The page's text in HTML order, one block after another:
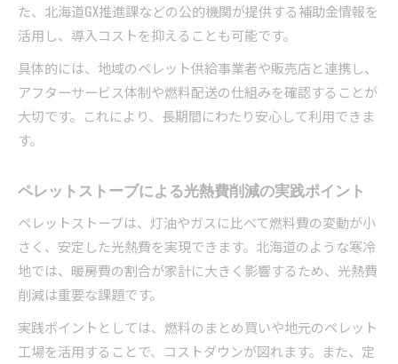
た、北海道GX推進課などの公的機関が提供する補助金情報を
活用し、導入コストを抑えることも可能です。
具体的には、地域のペレット供給事業者や販売店と連携し、
アフターサービス体制や燃料配送の仕組みを確認することが
大切です。これにより、長期間にわたり安心して利用できま
す。
ペレットストーブによる光熱費削減の実践ポイント
ペレットストーブは、灯油やガスに比べて燃料費の変動が小
さく、安定した光熱費を実現できます。北海道のような寒冷
地では、暖房費の割合が家計に大きく影響するため、光熱費
削減は重要な課題です。
実践ポイントとしては、燃料のまとめ買いや地元のペレット
工場を活用することで、コストダウンが図れます。また、定